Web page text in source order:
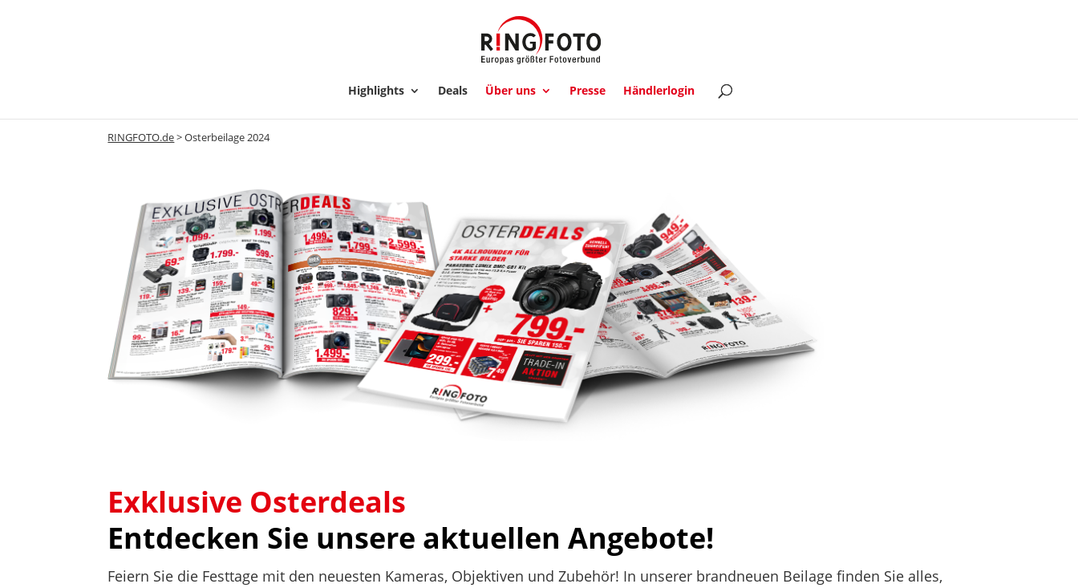
Highlights Deals Über uns Presse Händlerlogin
RINGFOTO.de>Osterbeilage 2024
Exklusive Osterdeals
Entdecken Sie unsere aktuellen Angebote!
Feiern Sie die Festtage mit den neuesten Kameras, Objektiven und Zubehör! In unserer brandneuen Beilage finden Sie alles,